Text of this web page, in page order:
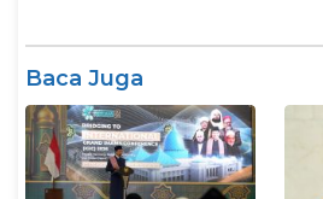
Baca Juga